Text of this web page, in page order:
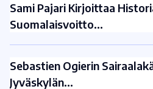
Sami Pajari Kirjoittaa
Suomalaisvoitto…
Sebastien Ogierin
Jyväskylän…